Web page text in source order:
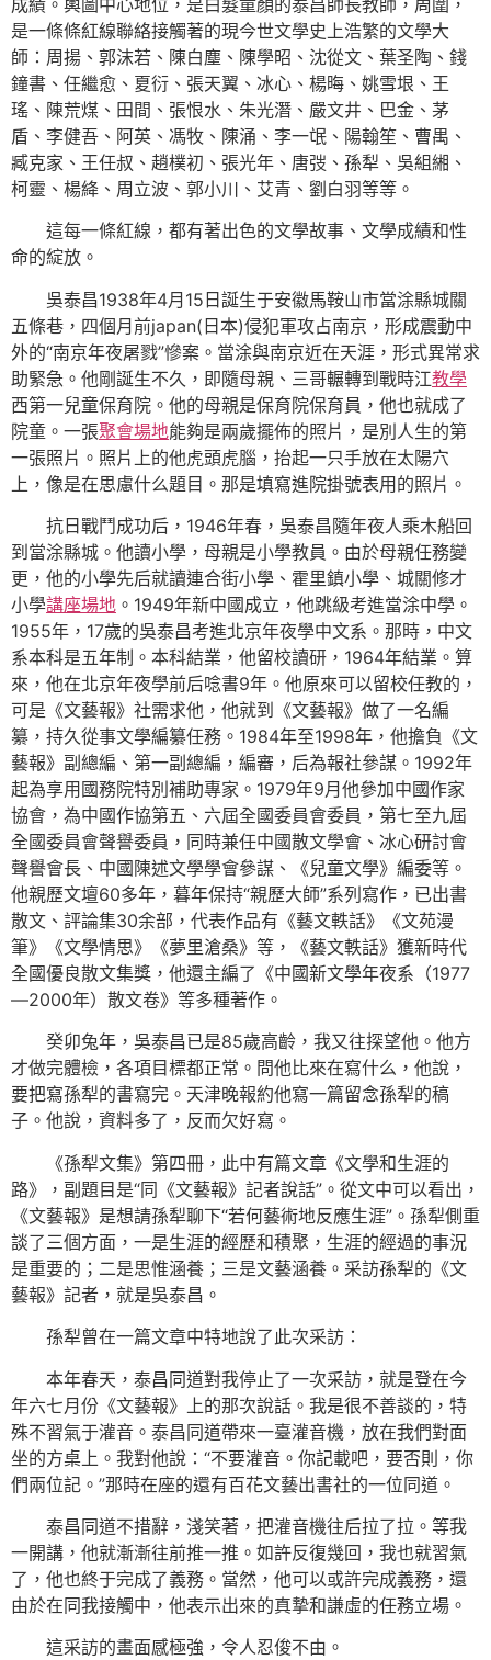
是一條條紅線聯絡接觸著的現今世文學史上浩繁的文學大
師：周揚、郭沫若、陳白塵、陳學昭、沈從文、葉圣陶、錢
鐘書、任繼愈、夏衍、張天翼、冰心、楊晦、姚雪垠、王
瑤、陳荒煤、田間、張恨水、朱光潛、嚴文井、巴金、茅
盾、李健吾、阿英、馮牧、陳涌、李一氓、陽翰笙、曹禺、
臧克家、王任叔、趙樸初、張光年、唐弢、孫犁、吳組緗、
柯靈、楊絳、周立波、郭小川、艾青、劉白羽等等。
這每一條紅線，都有著出色的文學故事、文學成績和性
命的綻放。
吳泰昌1938年4月15日誕生于安徽馬鞍山市當涂縣城關
五條巷，四個月前japan(日本)侵犯軍攻占南京，形成震動中
外的“南京年夜屠戮”慘案。當涂與南京近在天涯，形式異常求
助緊急。他剛誕生不久，即隨母親、三哥輾轉到戰時江教學
西第一兒童保育院。他的母親是保育院保育員，他也就成了
院童。一張聚會場地能夠是兩歲擺佈的照片，是別人生的第
一張照片。照片上的他虎頭虎腦，抬起一只手放在太陽穴
上，像是在思慮什么題目。那是填寫進院掛號表用的照片。
抗日戰鬥成功后，1946年春，吳泰昌隨年夜人乘木船回
到當涂縣城。他讀小學，母親是小學教員。由於母親任務變
更，他的小學先后就讀連合街小學、霍里鎮小學、城關修才
小學講座場地 。1949年新中國成立，他跳級考進當涂中學。
1955年，17歲的吳泰昌考進北京年夜學中文系。那時，中文
系本科是五年制。本科結業，他留校讀研，1964年結業。算
來，他在北京年夜學前后唸書9年。他原來可以留校任教的，
可是《文藝報》社需求他，他就到《文藝報》做了一名編
纂，持久從事文學編纂任務。1984年至1998年，他擔負《文
藝報》副總編、第一副總編，編審，后為報社參謀。1992年
起為享用國務院特別補助專家。1979年9月他參加中國作家
協會，為中國作協第五、六屆全國委員會委員，第七至九屆
全國委員會聲譽委員，同時兼任中國散文學會、冰心研討會
聲譽會長、中國陳述文學學會參謀、《兒童文學》編委等。
他親歷文壇60多年，暮年保持“親歷大師”系列寫作，已出書
散文、評論集30余部，代表作品有《藝文軼話》《文苑漫
筆》《文學情思》《夢里滄桑》等，《藝文軼話》獲新時代
全國優良散文集獎，他還主編了《中國新文學年夜系（1977
—2000年）散文卷》等多種著作。
癸卯兔年，吳泰昌已是85歲高齡，我又往探望他。他方
才做完體檢，各項目標都正常。問他比來在寫什么，他說，
要把寫孫犁的書寫完。天津晚報約他寫一篇留念孫犁的稿
子。他說，資料多了，反而欠好寫。
《孫犁文集》第四冊，此中有篇文章《文學和生涯的
路》，副題目是“同《文藝報》記者說話”。從文中可以看出，
《文藝報》是想請孫犁聊下“若何藝術地反應生涯”。孫犁側重
談了三個方面，一是生涯的經歷和積聚，生涯的經過的事況
是重要的；二是思惟涵養；三是文藝涵養。采訪孫犁的《文
藝報》記者，就是吳泰昌。
孫犁曾在一篇文章中特地說了此次采訪：
本年春天，泰昌同道對我停止了一次采訪，就是登在今
年六七月份《文藝報》上的那次說話。我是很不善談的，特
殊不習氣于灌音。泰昌同道帶來一臺灌音機，放在我們對面
坐的方桌上。我對他說：“不要灌音。你記載吧，要否則，你
們兩位記。”那時在座的還有百花文藝出書社的一位同道。
泰昌同道不措辭，淺笑著，把灌音機往后拉了拉。等我
一開講，他就漸漸往前推一推。如許反復幾回，我也就習氣
了，他也終于完成了義務。當然，他可以或許完成義務，還
由於在同我接觸中，他表示出來的真摯和謙虛的任務立場。
這采訪的畫面感極強，令人忍俊不由。